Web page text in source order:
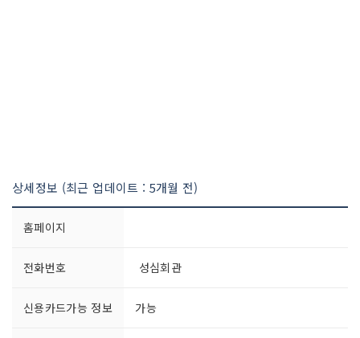
상세정보 (최근 업데이트 : 5개월 전)
홈페이지
전화번호 성심회관
신용카드가능 정보 가능